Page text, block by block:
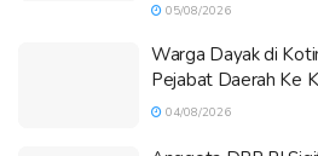
05/08/2026
Warga Dayak di
Pejabat Daerah Ke
04/08/2026